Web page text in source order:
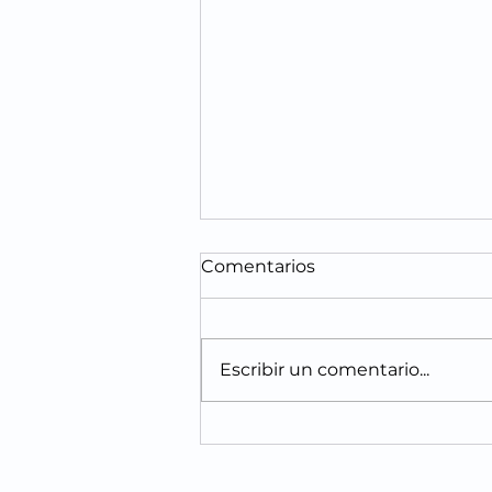
Comentarios
Escribir un comentario...